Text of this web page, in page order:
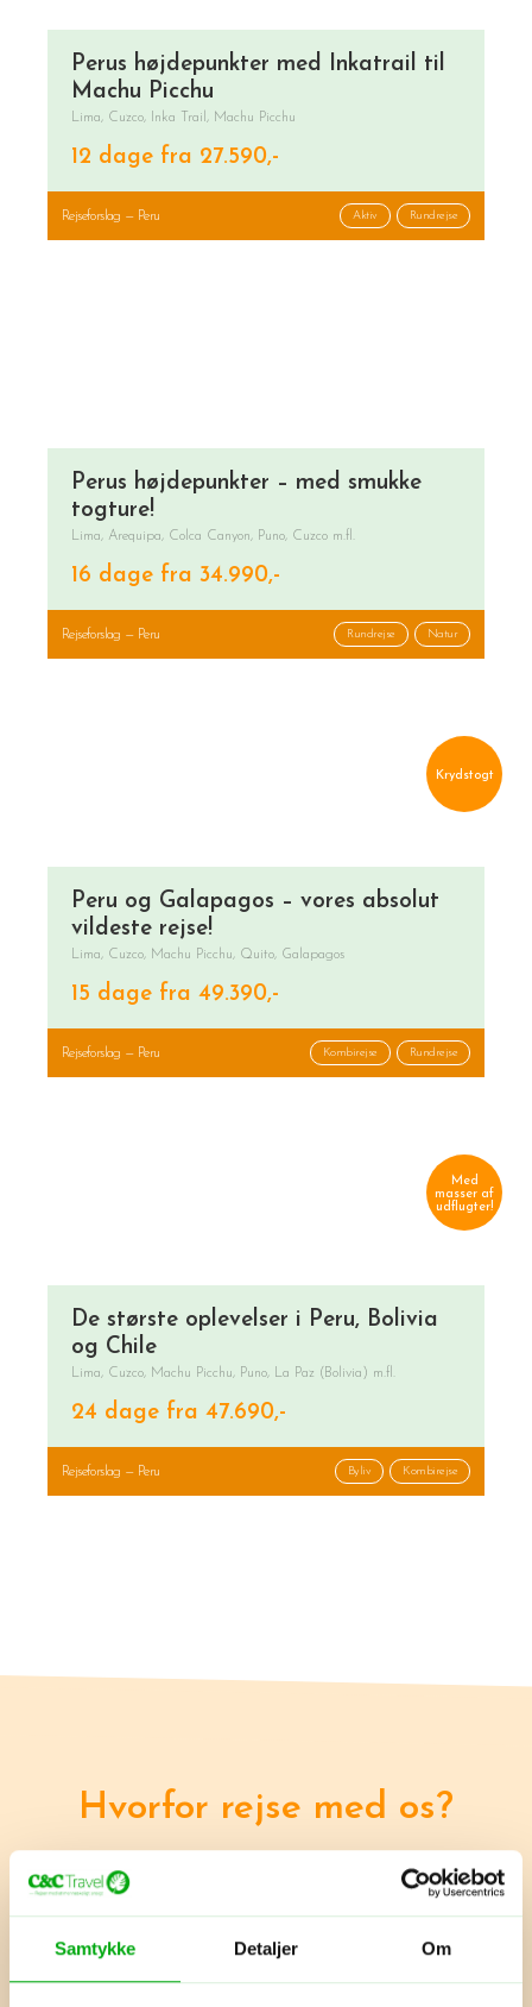
Samtykke Detaljer Om
Perus højdepunkter med Inkatrail til
Machu Picchu
Lima, Cuzco, Inka Trail, Machu Picchu
12 dage fra 27.590,-
Rejseforslag — Peru Aktiv Rundrejse
Perus højdepunkter – med smukke
togture!
Lima, Arequipa, Colca Canyon, Puno, Cuzco m.fl.
16 dage fra 34.990,-
Rejseforslag — Peru Rundrejse Natur
Krydstogt
Peru og Galapagos – vores absolut
vildeste rejse!
Lima, Cuzco, Machu Picchu, Quito, Galapagos
15 dage fra 49.390,-
Rejseforslag — Peru Kombirejse Rundrejse
Med
masser af
udflugter!
De største oplevelser i Peru, Bolivia
og Chile
Lima, Cuzco, Machu Picchu, Puno, La Paz (Bolivia) m.fl.
24 dage fra 47.690,-
Rejseforslag — Peru Byliv Kombirejse
Hvorfor rejse med os?
har rejst i hele verden